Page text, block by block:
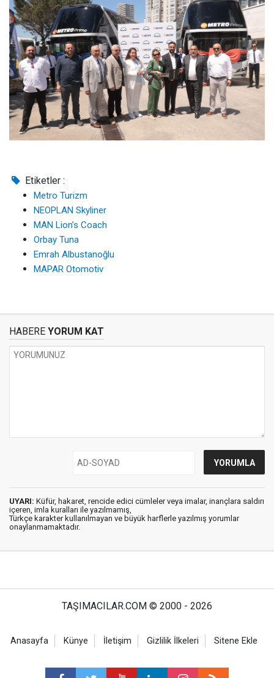
Etiketler :
Metro Turizm
NEOPLAN Skyliner
MAN Lion’s Coach
Orbay Tuna
Emrah Albustanoğlu
MAPAR Otomotiv
HABERE YORUM KAT
UYARI: Küfür, hakaret, rencide edici cümleler veya imalar, inançlara saldırı
içeren, imla kuralları ile yazılmamış,
Türkçe karakter kullanılmayan ve büyük harflerle yazılmış yorumlar
onaylanmamaktadır.
TAŞIMACILAR.COM © 2000 - 2026
Anasayfa Künye İletişim Gizlilik İlkeleri Sitene Ekle